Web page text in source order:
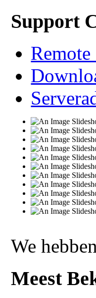
Support
We
Meest